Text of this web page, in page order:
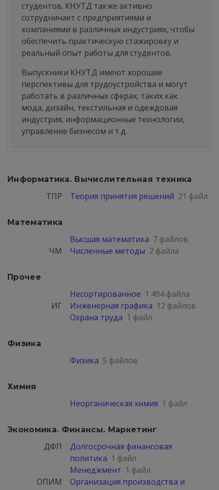
студентов. КНУТД также активно
сотрудничает с предприятиями и
компаниями в различных индустриях, чтобы
обеспечить практическую стажировку и
реальный опыт работы для студентов.
Выпускники КНУТД имеют хорошие
перспективы для трудоустройства и могут
работать в различных сферах, таких как
мода, дизайн, текстильная и одеждовая
индустрия, информационные технологии,
управление бизнесом и т.д.
Информатика. Вычислительная техника
ТПР Теория принятия решений 21 файл
Математика
Высшая математика 7 файлов
ЧМ
Численные методы 2 файла
Прочее
Несортированное 1 494 файла
ИГ
Инженерная графика 12 файлов
Охрана труда 1 файл
Физика
Физика 5 файлов
Химия
Неорганическая химия 1 файл
Экономика. Финансы. Маркетинг
ДФП
Долгосрочная финансовая
политика 1 файл
Менеджмент 1 файл
ОПИМ
Организация производства и